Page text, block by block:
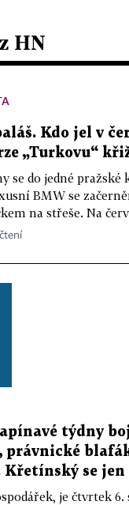
HN
Kdo jel v
„Turkovu“
se do jedné pražské
BMW se
na střeše. Na
týdny
právnické
Křetínský se jen
je čtvrtek 6.